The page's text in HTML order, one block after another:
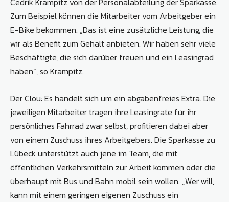
Zum Beispiel können die Mitarbeiter vom Arbeitgeber ein
E-Bike bekommen. „Das ist eine zusätzliche Leistung, die
wir als Benefit zum Gehalt anbieten. Wir haben sehr viele
Beschäftigte, die sich darüber freuen und ein Leasingrad
haben“, so Krampitz.
Der Clou: Es handelt sich um ein abgabenfreies Extra. Die
jeweiligen Mitarbeiter tragen ihre Leasingrate für ihr
persönliches Fahrrad zwar selbst, profitieren dabei aber
von einem Zuschuss ihres Arbeitgebers. Die Sparkasse zu
Lübeck unterstützt auch jene im Team, die mit
öffentlichen Verkehrsmitteln zur Arbeit kommen oder die
überhaupt mit Bus und Bahn mobil sein wollen. „Wer will,
kann mit einem geringen eigenen Zuschuss ein